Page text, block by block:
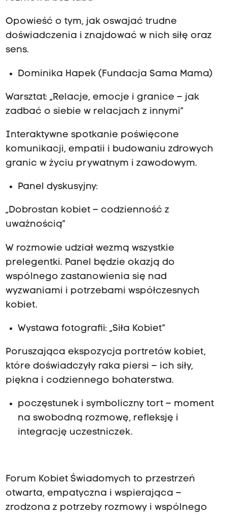
Opowieść o tym, jak oswajać trudne
doświadczenia i znajdować w nich siłę oraz
sens.
Dominika Hapek (Fundacja Sama Mama)
Warsztat: „Relacje, emocje i granice – jak
zadbać o siebie w relacjach z innymi”
Interaktywne spotkanie poświęcone
komunikacji, empatii i budowaniu zdrowych
granic w życiu prywatnym i zawodowym.
Panel dyskusyjny:
„Dobrostan kobiet – codzienność z
uważnością”
W rozmowie udział wezmą wszystkie
prelegentki. Panel będzie okazją do
wspólnego zastanowienia się nad
wyzwaniami i potrzebami współczesnych
kobiet.
Wystawa fotografii: „Siła Kobiet”
Poruszająca ekspozycja portretów kobiet,
które doświadczyły raka piersi – ich siły,
piękna i codziennego bohaterstwa.
poczęstunek i symboliczny tort – moment
na swobodną rozmowę, refleksję i
integrację uczestniczek.
Forum Kobiet Świadomych to przestrzeń
otwarta, empatyczna i wspierająca –
zrodzona z potrzeby rozmowy i wspólnego